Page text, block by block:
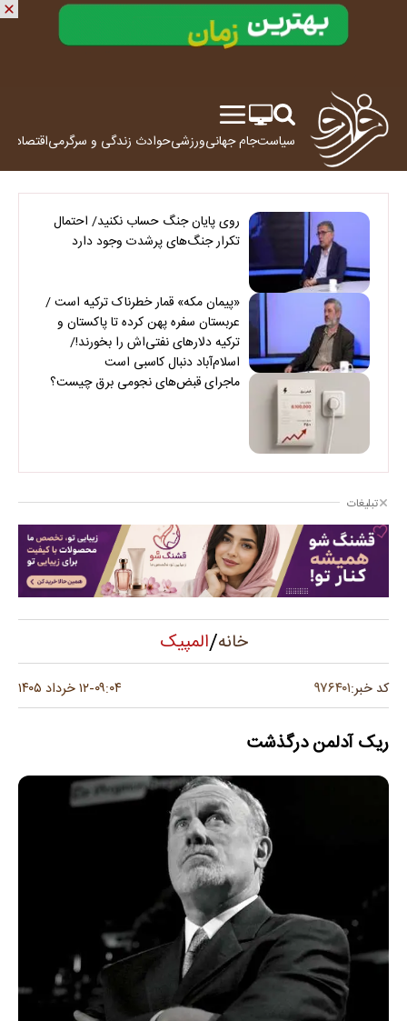
سیاستجام جهانیورزشیحوادث زندگی و سرگرمیاقتصاد
روی پایان جنگ حساب نکنید/ احتمال
تکرار جنگ‌های پرشدت وجود دارد
«پیمان مکه» قمار خطرناک ترکیه است /
عربستان سفره پهن کرده تا پاکستان و
ترکیه دلارهای نفتی‌اش را بخورند!/
اسلام‌آباد دنبال کاسبی است
ماجرای قبض‌های نجومی برق چیست؟
تبلیغات
خانه/المپیک
کد خبر:۹۷۶۴۰۱ ۰۹:۰۴-۱۲ خرداد ۱۴۰۵
ریک آدلمن درگذشت